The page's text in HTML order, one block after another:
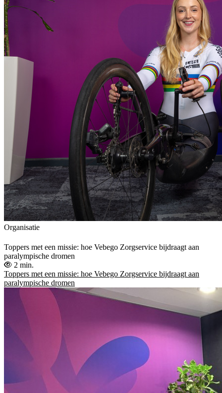
Organisatie
Toppers met een missie: hoe Vebego Zorgservice bijdraagt aan
paralympische dromen
2 min.
Toppers met een missie: hoe Vebego Zorgservice bijdraagt aan
paralympische dromen